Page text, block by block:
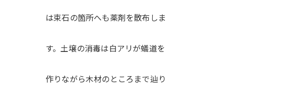
は束石の箇所へも薬剤を散布しま
す。土壌の消毒は白アリが蟻道を
作りながら木材のところまで辿り